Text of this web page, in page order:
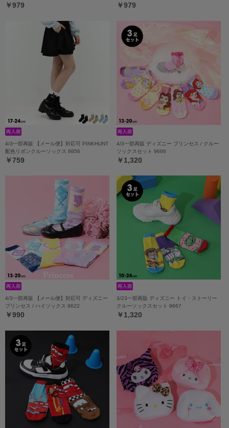
￥979 ￥979
4/3一部再販 【メール便】対応可 PINKHUNT
配色リボンクルーソックス 9856
￥759
4/3一部再販 ディズニー プリンセス / クルー
ソックスセット 9666
￥1,320
4/3一部再販 【メール便】対応可 ディズニー
プリンセス / ハイソックス 9622
￥990
3/23一部再販 ディズニー トイ・ストーリー
クルーソックスセット 9667
￥1,320